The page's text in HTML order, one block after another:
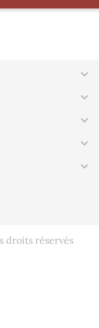
Boite, 6 x 50 mm





droits réservés